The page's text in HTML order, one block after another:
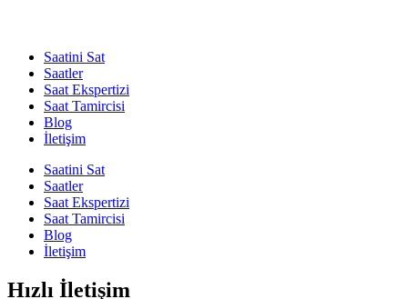
Saatini Sat
Saatler
Saat Ekspertizi
Saat Tamircisi
Blog
İletişim
Saatini Sat
Saatler
Saat Ekspertizi
Saat Tamircisi
Blog
İletişim
Hızlı İletişim